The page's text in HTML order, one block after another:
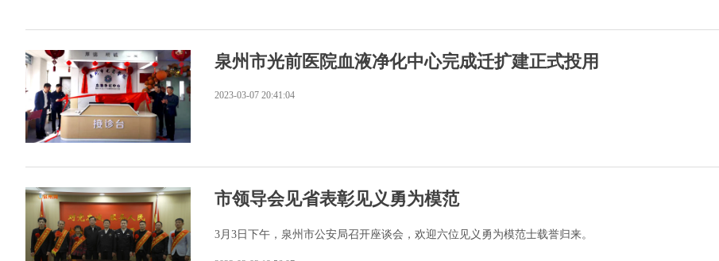
泉州市光前医院血液净化中心完成迁扩建正式投用
2023-03-07 20:41:04
市领导会见省表彰见义勇为模范
3月3日下午，泉州市公安局召开座谈会，欢迎六位见义勇为模范士载誉归来。